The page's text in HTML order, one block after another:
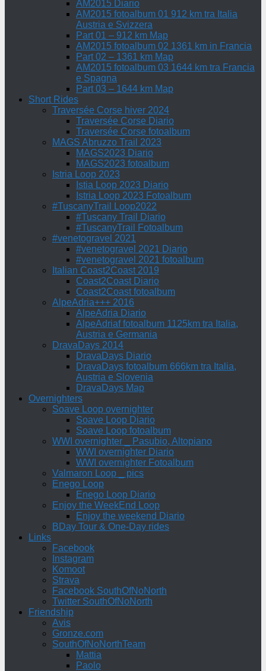
AM2015 Diario
AM2015 fotoalbum 01 912 km tra Italia
Austria e Svizzera
Part 01 – 912 km Map
AM2015 fotoalbum 02 1361 km in Francia
Part 02 – 1361 km Map
AM2015 fotoalbum 03 1644 km tra Francia
e Spagna
Part 03 – 1644 km Map
Short Rides
Traversée Corse hiver 2024
Traversée Corse Diario
Traversée Corse fotoalbum
MAGS Abruzzo Trail 2023
MAGS2023 Diario
MAGS2023 fotoalbum
Istria Loop 2023
Istia Loop 2023 Diario
Istria Loop 2023 Fotoalbum
#TuscanyTrail Loop2022
#Tuscany Trail Diario
#TuscanyTrail Fotoalbum
#venetogravel 2021
#venetogravel 2021 Diario
#venetogravel 2021 fotoalbum
Italian Coast2Coast 2019
Coast2Coast Diario
Coast2Coast fotoalbum
AlpeAdria+++ 2016
AlpeAdria Diario
AlpeAdriaf fotoalbum 1125km tra Italia,
Austria e Germania
DravaDays 2014
DravaDays Diario
DravaDays fotoalbum 666km tra Italia,
Austria e Slovenia
DravaDays Map
Overnighters
Soave Loop overnighter
Soave Loop Diario
Soave Loop fotoalbum
WWI overnighter _ Pasubio, Altopiano
WWI overnighter Diario
WWI overnighter Fotoalbum
Valmaron Loop _ pics
Enego Loop
Enego Loop Diario
Enjoy the WeekEnd Loop
Enjoy the weekend Diario
BDay Tour & One-Day rides
Links
Facebook
Instagram
Komoot
Strava
Facebook SouthOfNoNorth
Twitter SouthOfNoNorth
Friendship
Avis
Gronze.com
SouthOfNoNorthTeam
Mattia
Paolo